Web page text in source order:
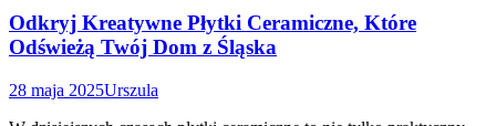
Odkryj Kreatywne Płytki Ceramiczne, Które
Odświeżą Twój Dom z Śląska
28 maja 2025Urszula